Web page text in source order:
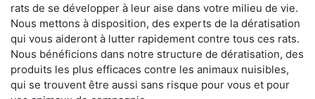
rats de se développer à leur aise dans votre milieu de vie.
Nous mettons à disposition, des experts de la dératisation
qui vous aideront à lutter rapidement contre tous ces rats.
Nous bénéficions dans notre structure de dératisation, des
produits les plus efficaces contre les animaux nuisibles,
qui se trouvent être aussi sans risque pour vous et pour